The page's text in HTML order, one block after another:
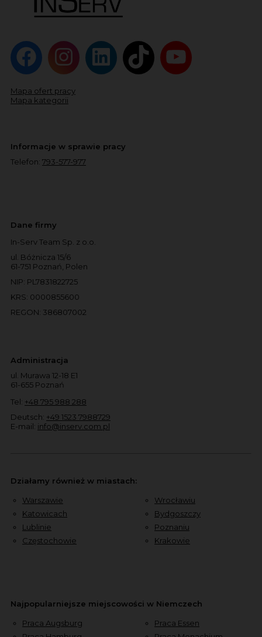
Mapa ofert pracy
Mapa kategorii
Informacje w sprawie pracy
Telefon: 793-577-977
Dane firmy
In-Serv Team Sp. z o.o.
ul. Bóżnicza 15/6
61-751 Poznań, Polen
NIP: PL7831822725
KRS: 0000855600
REGON: 386807002
Administracja
ul. Murawa 12-18 E1
61-655 Poznań
Tel: +48 795 988 288
Deutsch: +49 1523 7988729
E-mail: info@inserv.com.pl
Działamy również w miastach:
Warszawie
Katowicach
Lublinie
Częstochowie
Wrocławiu
Bydgoszczy
Poznaniu
Krakowie
Najpopularniejsze miejscowości w Niemczech
Praca Augsburg
Praca Essen